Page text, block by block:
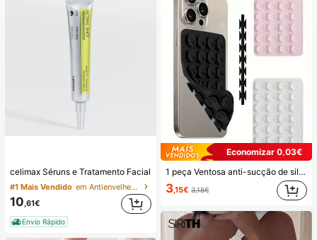
celimax Séruns e Tratamento Facial
#1 Mais Vendido em Antienvelhecimento Séruns e Tratamento Facial
10,61€
Envio Rápido
Economizar 0,03€
1 peça Ventosa anti-sucção de silicone para telemóvel, 28 peças Ventosas de silicone (almofadas de sucção autoadesivas), Anti-adesivo para telemóvel, Almofada de sucção para power bank de telemóvel (compatível com iPhone, telemóveis Android), Presente de aniversário, Suporte para telemóvel para família/amigos, Suporte para telemóvel, Acessórios para telemóvel
3,15€ 3,18€